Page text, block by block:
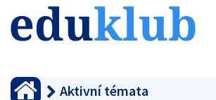
Aktivní témata